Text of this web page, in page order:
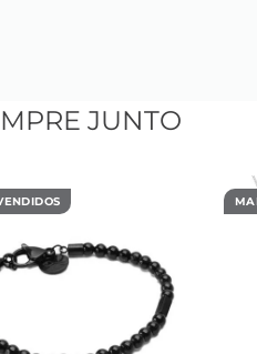
prata com 3 mm de
aço inoxidável prata 2
as pedras podem
apresentada na foto
JUNTO